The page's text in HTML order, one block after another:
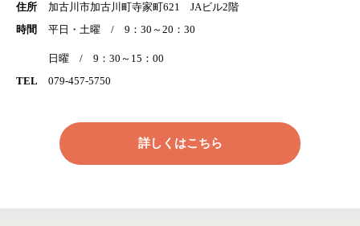
住所
加古川市加古川町寺家町621 JAビル2階
時間
平日・土曜 / 9：30～20：30
日曜 / 9：30～15：00
TEL
079-457-5750
詳しくはこちら